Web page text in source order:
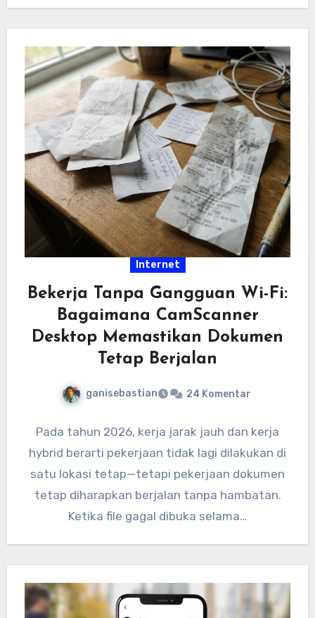
Internet
Bekerja Tanpa Gangguan Wi-Fi:
Bagaimana CamScanner
Desktop Memastikan Dokumen
Tetap Berjalan
ganisebastian 24 Komentar
Pada tahun 2026, kerja jarak jauh dan kerja
hybrid berarti pekerjaan tidak lagi dilakukan di
satu lokasi tetap—tetapi pekerjaan dokumen
tetap diharapkan berjalan tanpa hambatan.
Ketika file gagal dibuka selama…